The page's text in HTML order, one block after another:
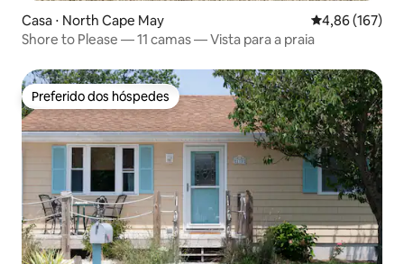
Casa ⋅ North Cape May 4,86 de uma
4,86 (167)
Shore to Please — 11 camas — Vista para a praia
Preferido dos hóspedes
Preferido dos hóspedes